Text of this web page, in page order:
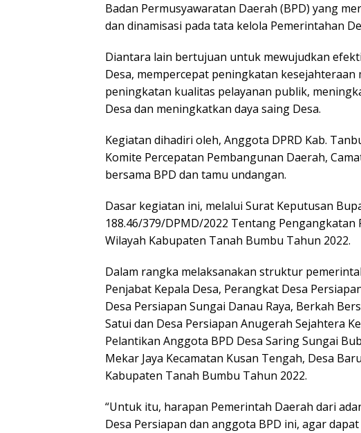
Badan Permusyawaratan Daerah (BPD) yang
dan dinamisasi pada tata kelola Pemerintahan
Diantara lain bertujuan untuk mewujudkan
Desa, mempercepat peningkatan kesejahteraan
peningkatan kualitas pelayanan publik,
Desa dan meningkatkan daya saing Desa.
Kegiatan dihadiri oleh, Anggota DPRD Kab.
Komite Percepatan Pembangunan Daerah,
bersama BPD dan tamu undangan.
Dasar kegiatan ini, melalui Surat Keputusan
188.46/379/DPMD/2022 Tentang Pengangkatan
Wilayah Kabupaten Tanah Bumbu Tahun 2022.
Dalam rangka melaksanakan struktur
Penjabat Kepala Desa, Perangkat Desa
Desa Persiapan Sungai Danau Raya, Berkah
Satui dan Desa Persiapan Anugerah Sejahtera
Pelantikan Anggota BPD Desa Saring Sungai
Mekar Jaya Kecamatan Kusan Tengah, Desa
Kabupaten Tanah Bumbu Tahun 2022.
“Untuk itu, harapan Pemerintah Daerah dari
Desa Persiapan dan anggota BPD ini, agar